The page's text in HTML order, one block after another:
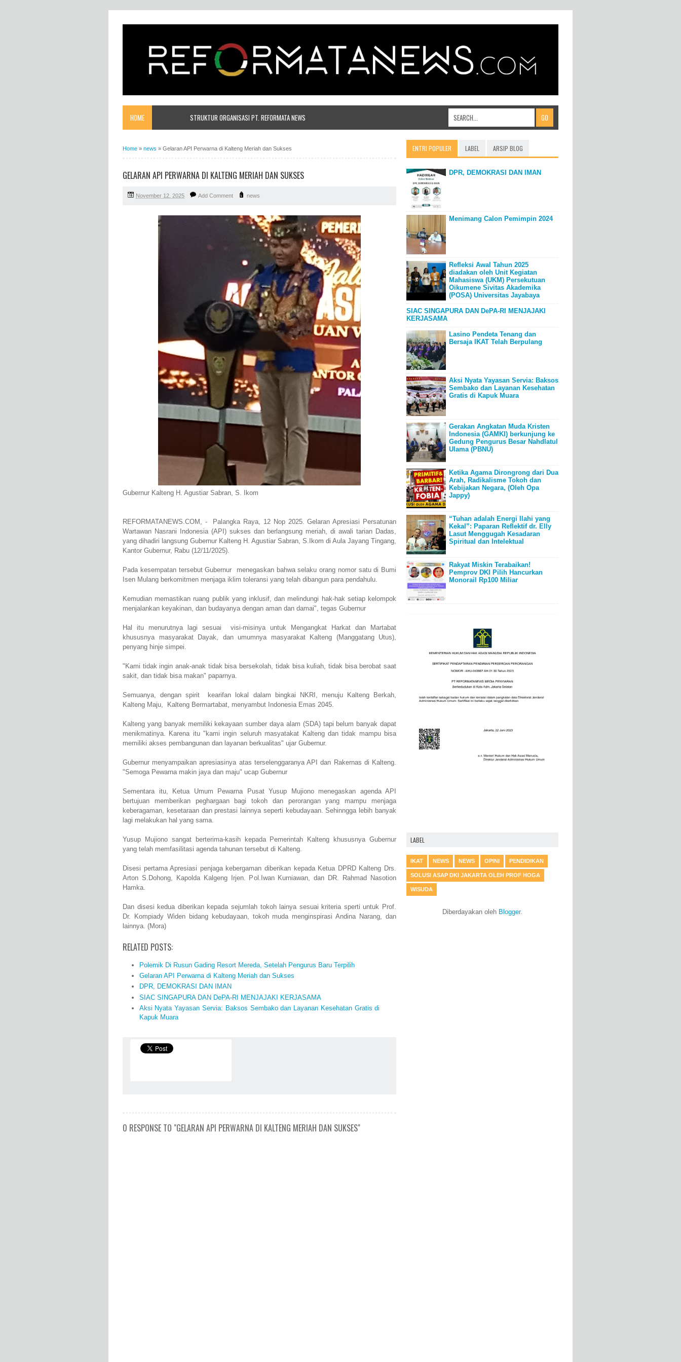
HOME STRUKTUR ORGANISASI PT. REFORMATA NEWS
Home » news » Gelaran API Perwarna di Kalteng Meriah dan Sukses
GELARAN API PERWARNA DI KALTENG MERIAH DAN SUKSES
November 12, 2025 Add Comment news
Gubernur Kalteng H. Agustiar Sabran, S. Ikom
REFORMATANEWS.COM, - Palangka Raya, 12 Nop 2025. Gelaran Apresiasi Persatunan
Wartawan Nasrani Indonesia (API) sukses dan berlangsung meriah, di awali tarian Dadas,
yang dihadiri langsung Gubernur Kalteng H. Agustiar Sabran, S.Ikom di Aula Jayang Tingang,
Kantor Gubernur, Rabu (12/11/2025).
Pada kesempatan tersebut Gubernur menegaskan bahwa selaku orang nomor satu di Bumi
Isen Mulang berkomitmen menjaga iklim toleransi yang telah dibangun para pendahulu.
Kemudian memastikan ruang publik yang inklusif, dan melindungi hak-hak setiap kelompok
menjalankan keyakinan, dan budayanya dengan aman dan damai", tegas Gubernur
Hal itu menurutnya lagi sesuai visi-misinya untuk Mengangkat Harkat dan Martabat
khususnya masyarakat Dayak, dan umumnya masyarakat Kalteng (Manggatang Utus),
penyang hinje simpei.
"Kami tidak ingin anak-anak tidak bisa bersekolah, tidak bisa kuliah, tidak bisa berobat saat
sakit, dan tidak bisa makan" paparnya.
Semuanya, dengan spirit kearifan lokal dalam bingkai NKRI, menuju Kalteng Berkah,
Kalteng Maju, Kalteng Bermartabat, menyambut Indonesia Emas 2045.
Kalteng yang banyak memiliki kekayaan sumber daya alam (SDA) tapi belum banyak dapat
menikmatinya. Karena itu "kami ingin seluruh masyatakat Kalteng dan tidak mampu bisa
memiliki akses pembangunan dan layanan berkualitas" ujar Gubernur.
Gubernur menyampaikan apresiasinya atas terselenggaranya API dan Rakernas di Kalteng.
"Semoga Pewarna makin jaya dan maju" ucap Gubernur
Sementara itu, Ketua Umum Pewarna Pusat Yusup Mujiono menegaskan agenda API
bertujuan memberikan peghargaan bagi tokoh dan perorangan yang mampu menjaga
keberagaman, kesetaraan dan prestasi lainnya seperti kebudayaan. Sehinngga lebih banyak
lagi melakukan hal yang sama.
Yusup Mujiono sangat berterima-kasih kepada Pemerintah Kalteng khususnya Gubernur
yang telah memfasilitasi agenda tahunan tersebut di Kalteng.
Disesi pertama Apresiasi penjaga kebergaman diberikan kepada Ketua DPRD Kalteng Drs.
Arton S.Dohong, Kapolda Kalgeng Irjen. Pol.Iwan Kurniawan, dan DR. Rahmad Nasotion
Hamka.
Dan disesi kedua diberikan kepada sejumlah tokoh lainya sesuai kriteria sperti untuk Prof.
Dr. Kompiady Widen bidang kebudayaan, tokoh muda menginspirasi Andina Narang, dan
lainnya. (Mora)
RELATED POSTS:
Polemik Di Rusun Gading Resort Mereda, Setelah Pengurus Baru Terpilih
Gelaran API Perwarna di Kalteng Meriah dan Sukses
DPR, DEMOKRASI DAN IMAN
SIAC SINGAPURA DAN DePA-RI MENJAJAKI KERJASAMA
Aksi Nyata Yayasan Servia: Baksos Sembako dan Layanan Kesehatan Gratis di
Kapuk Muara
0 RESPONSE TO "GELARAN API PERWARNA DI KALTENG MERIAH DAN SUKSES"
ENTRI POPULER LABEL ARSIP BLOG
DPR, DEMOKRASI DAN IMAN
Menimang Calon Pemimpin 2024
Refleksi Awal Tahun 2025
diadakan oleh Unit Kegiatan
Mahasiswa (UKM) Persekutuan
Oikumene Sivitas Akademika
(POSA) Universitas Jayabaya
SIAC SINGAPURA DAN DePA-RI MENJAJAKI
KERJASAMA
Lasino Pendeta Tenang dan
Bersaja IKAT Telah Berpulang
Aksi Nyata Yayasan Servia: Baksos
Sembako dan Layanan Kesehatan
Gratis di Kapuk Muara
Gerakan Angkatan Muda Kristen
Indonesia (GAMKI) berkunjung ke
Gedung Pengurus Besar Nahdlatul
Ulama (PBNU)
Ketika Agama Dirongrong dari Dua
Arah, Radikalisme Tokoh dan
Kebijakan Negara, (Oleh Opa
Jappy)
“Tuhan adalah Energi Ilahi yang
Kekal”: Paparan Reflektif dr. Elly
Lasut Menggugah Kesadaran
Spiritual dan Intelektual
Rakyat Miskin Terabaikan!
Pemprov DKI Pilih Hancurkan
Monorail Rp100 Miliar
LABEL
IKAT NEWS NEWS OPINI PENDIDIKAN
SOLUSI ASAP DKI JAKARTA OLEH PROF HOGA
WISUDA
Diberdayakan oleh Blogger.